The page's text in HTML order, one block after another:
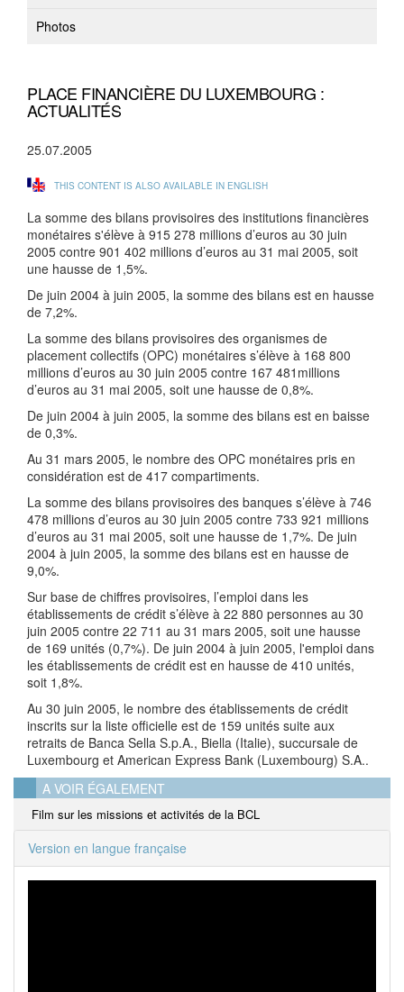
Photos
PLACE FINANCIÈRE DU LUXEMBOURG :
ACTUALITÉS
25.07.2005
THIS CONTENT IS ALSO AVAILABLE IN ENGLISH
La somme des bilans provisoires des institutions financières
monétaires s'élève à 915 278 millions d’euros au 30 juin
2005 contre 901 402 millions d’euros au 31 mai 2005, soit
une hausse de 1,5%.
De juin 2004 à juin 2005, la somme des bilans est en hausse
de 7,2%.
La somme des bilans provisoires des organismes de
placement collectifs (OPC) monétaires s’élève à 168 800
millions d’euros au 30 juin 2005 contre 167 481millions
d’euros au 31 mai 2005, soit une hausse de 0,8%.
De juin 2004 à juin 2005, la somme des bilans est en baisse
de 0,3%.
Au 31 mars 2005, le nombre des OPC monétaires pris en
considération est de 417 compartiments.
La somme des bilans provisoires des banques s’élève à 746
478 millions d’euros au 30 juin 2005 contre 733 921 millions
d’euros au 31 mai 2005, soit une hausse de 1,7%. De juin
2004 à juin 2005, la somme des bilans est en hausse de
9,0%.
Sur base de chiffres provisoires, l’emploi dans les
établissements de crédit s’élève à 22 880 personnes au 30
juin 2005 contre 22 711 au 31 mars 2005, soit une hausse
de 169 unités (0,7%). De juin 2004 à juin 2005, l'emploi dans
les établissements de crédit est en hausse de 410 unités,
soit 1,8%.
Au 30 juin 2005, le nombre des établissements de crédit
inscrits sur la liste officielle est de 159 unités suite aux
retraits de Banca Sella S.p.A., Biella (Italie), succursale de
Luxembourg et American Express Bank (Luxembourg) S.A..
A VOIR ÉGALEMENT
Film sur les missions et activités de la BCL
Version en langue française